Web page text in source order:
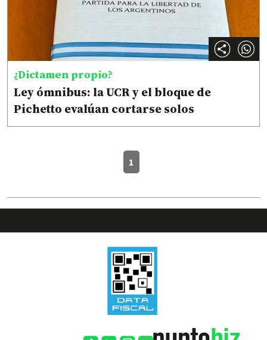
¿Dictamen propio?
Ley ómnibus: la UCR y el bloque de
Pichetto evalúan cortarse solos
1